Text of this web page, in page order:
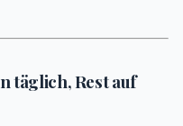
täglich, Rest auf